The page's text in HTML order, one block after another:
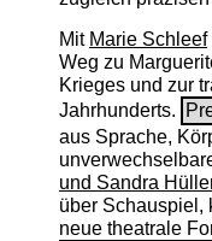
Mit Marie Schleef
Weg zu
Krieges und zur
Jahrhunderts.
aus Sprache,
und Sandra
über Schauspiel,
neue theatrale